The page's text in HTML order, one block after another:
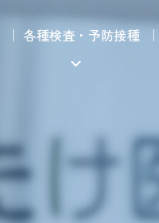
各種検査・予防接種